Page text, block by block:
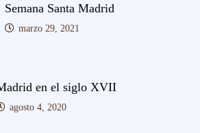
Semana Santa Madrid
marzo 29, 2021
en el siglo XVII
agosto 4, 2020